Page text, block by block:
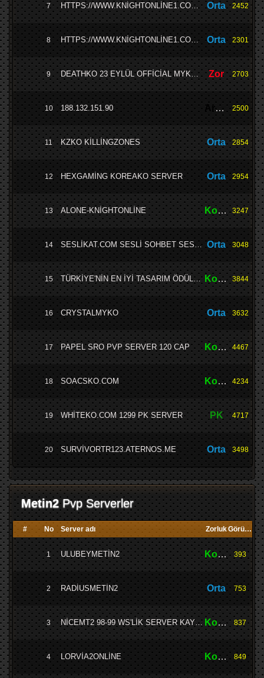
7 HTTPS://WWW.KNİGHTONLİNE1.COM/?RE=18122 2452
Orta
8 HTTPS://WWW.KNİGHTONLİNE1.COM/?RE=18122 2301
Orta
9 DEATHKO 23 EYLÜL OFFİCİAL MYKO V1098 [150 BİN TL ÖDÜL HAVUZU] 2703
Zor
10 188.132.151.90 2500
Ardream
11 KZKO KİLLİNGZONES 2854
Orta
12 HEXGAMİNG KOREAKO SERVER 2954
Orta
13 ALONE-KNİGHTONLİNE 3247
Kolay
14 SESLİKAT.COM SESLİ SOHBET SESLİSİTELER MOBİL CHAT 3048
Orta
15 TÜRKİYE'NİN EN İYİ TASARIM ÖDÜLÜNÜ ALMIŞ • DİGİTAL E-PİN SİTESİ••ALOYUN.NET ••SERVER SAHİPLERİN DİKKATİNE SİTE AÇILIŞA ÖZEL DÜŞÜK KOMİSYON GARANTİSİ!! 3844
Kolay
16 CRYSTALMYKO 3632
Orta
17 PAPEL SRO PVP SERVER 120 CAP 4467
Kolay
18 SOACSKO.COM 4234
Kolay
19 WHİTEKO.COM 1299 PK SERVER 4717
PK
20 SURVİVORTR123.ATERNOS.ME 3498
Orta
Metin2Pvp Serverler
# No Server adı Görüntü
Zorluk
1 ULUBEYMETİN2 393
Kolay
2 RADİUSMETİN2 753
Orta
3 NİCEMT2 98-99 WS'LİK SERVER KAYIT OL 837
Kolay
4 LORVİA2ONLİNE 849
Kolay